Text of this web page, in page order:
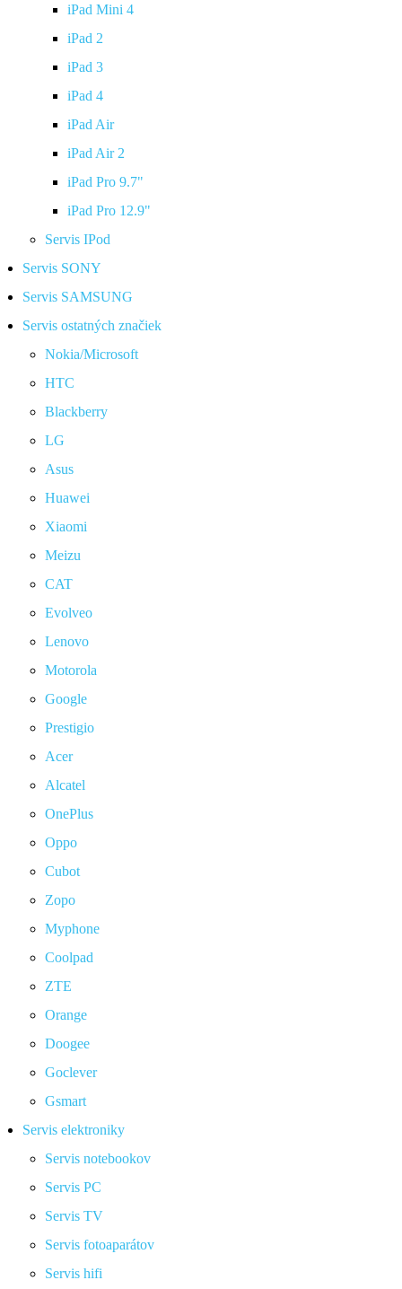
iPad Mini 4
iPad 2
iPad 3
iPad 4
iPad Air
iPad Air 2
iPad Pro 9.7"
iPad Pro 12.9"
Servis IPod
Servis SONY
Servis SAMSUNG
Servis ostatných značiek
Nokia/Microsoft
HTC
Blackberry
LG
Asus
Huawei
Xiaomi
Meizu
CAT
Evolveo
Lenovo
Motorola
Google
Prestigio
Acer
Alcatel
OnePlus
Oppo
Cubot
Zopo
Myphone
Coolpad
ZTE
Orange
Doogee
Goclever
Gsmart
Servis elektroniky
Servis notebookov
Servis PC
Servis TV
Servis fotoaparátov
Servis hifi